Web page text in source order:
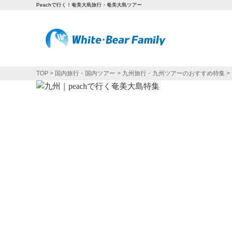
Peachで行く！奄美大島旅行・奄美大島ツアー
TOP 国内旅行・国内ツアー 九州旅行・九州ツアーのおすすめ特集